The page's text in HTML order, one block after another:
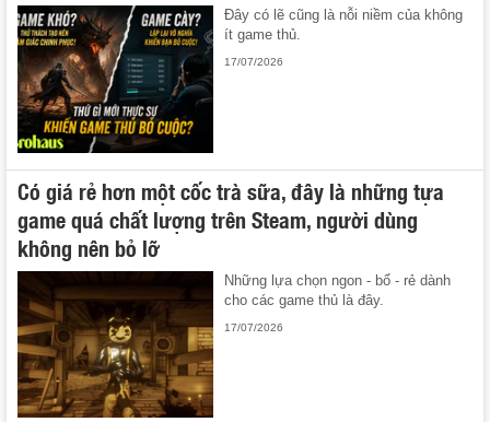
Đây có lẽ cũng là nỗi niềm của không
ít game thủ.
17/07/2026
Có giá rẻ hơn một cốc trà sữa, đây là những tựa
game quá chất lượng trên Steam, người dùng
không nên bỏ lỡ
Những lựa chọn ngon - bổ - rẻ dành
cho các game thủ là đây.
17/07/2026